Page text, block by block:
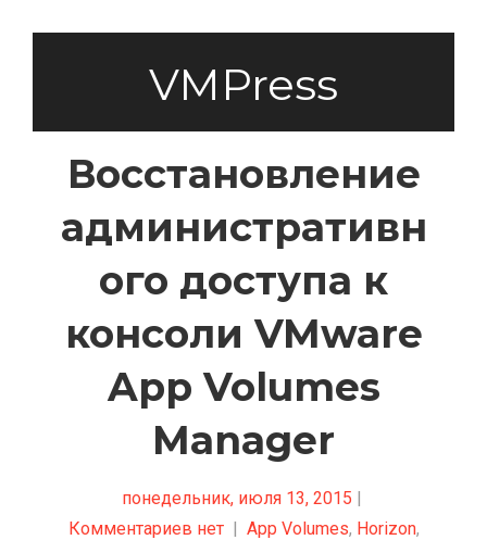
VMPress
Восстановление
административн
ого доступа к
консоли VMware
App Volumes
Manager
понедельник, июля 13, 2015 |
Комментариев нет | App Volumes, Horizon,